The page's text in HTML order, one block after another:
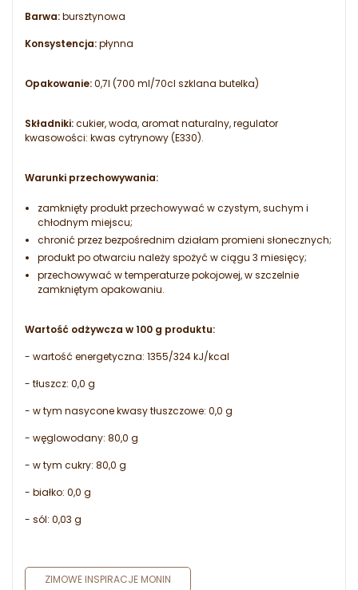
Barwa:bursztynowa
Konsystencja:płynna
Opakowanie:0,7l (700 ml/70cl szklana butelka)
Składniki:cukier, woda, aromat naturalny, regulator
kwasowości: kwas cytrynowy (E330).
Warunki przechowywania:
zamknięty produkt przechowywać w czystym, suchym i
chłodnym miejscu;
chronić przez bezpośrednim działam promieni słonecznych;
produkt po otwarciu należy spożyć w ciągu 3 miesięcy;
przechowywać w temperaturze pokojowej, w szczelnie
zamkniętym opakowaniu.
Wartość odżywcza w 100 g produktu:
- wartość energetyczna: 1355/324 kJ/kcal
- tłuszcz: 0,0 g
- w tym nasycone kwasy tłuszczowe: 0,0 g
- węglowodany: 80,0 g
- w tym cukry: 80,0 g
- białko: 0,0 g
- sól: 0,03 g
ZIMOWE INSPIRACJE MONIN